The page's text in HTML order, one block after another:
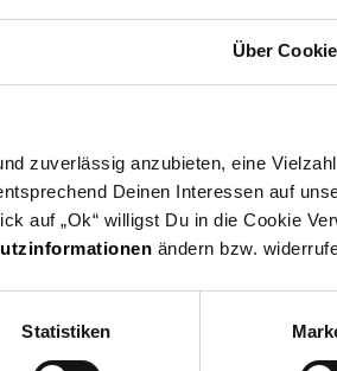
Über
zuverlässig anzubieten, eine
Deinen Interessen auf
auf „Ok“ willigst Du in die Cookie
ändern bzw.
Statistiken